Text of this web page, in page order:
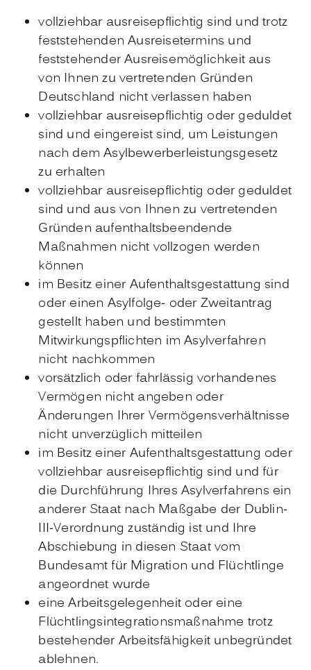
vollziehbar ausreisepflichtig sind und trotz
feststehenden Ausreisetermins und
feststehender Ausreisemöglichkeit aus
von Ihnen zu vertretenden Gründen
Deutschland nicht verlassen haben
vollziehbar ausreisepflichtig oder geduldet
sind und eingereist sind, um Leistungen
nach dem Asylbewerberleistungsgesetz
zu erhalten
vollziehbar ausreisepflichtig oder geduldet
sind und aus von Ihnen zu vertretenden
Gründen aufenthaltsbeendende
Maßnahmen nicht vollzogen werden
können
im Besitz einer Aufenthaltsgestattung sind
oder einen Asylfolge- oder Zweitantrag
gestellt haben und bestimmten
Mitwirkungspflichten im Asylverfahren
nicht nachkommen
vorsätzlich oder fahrlässig vorhandenes
Vermögen nicht angeben oder
Änderungen Ihrer Vermögensverhältnisse
nicht unverzüglich mitteilen
im Besitz einer Aufenthaltsgestattung oder
vollziehbar ausreisepflichtig sind und für
die Durchführung Ihres Asylverfahrens ein
anderer Staat nach Maßgabe der Dublin-
III-Verordnung zuständig ist und Ihre
Abschiebung in diesen Staat vom
Bundesamt für Migration und Flüchtlinge
angeordnet wurde
eine Arbeitsgelegenheit oder eine
Flüchtlingsintegrationsmaßnahme trotz
bestehender Arbeitsfähigkeit unbegründet
ablehnen.